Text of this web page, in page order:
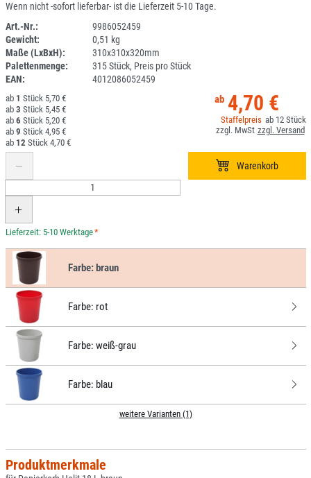
Wenn nicht -sofort lieferbar- ist die Lieferzeit 5-10 Tage.
Art.-Nr.:
9986052459
Gewicht:
0,51 kg
Maße (LxBxH):
310x310x320mm
Palettenmenge:
315 Stück, Preis pro Stück
EAN:
4012086052459
4,70 €
12
1
5,70 €
3
5,45 €
6
5,20 €
9
4,95 €
12
4,70 €
*
Farbe:braun
Farbe: rot
Farbe: weiß-grau
Farbe: blau
weitere Varianten (1)
Produktmerkmale